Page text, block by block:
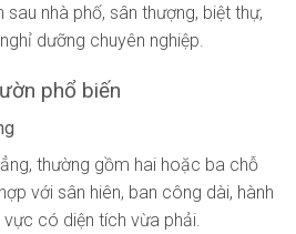
nhà phố, sân thượng, biệt thự,
dưỡng chuyên nghiệp.
phổ biến
thường gồm hai hoặc ba chỗ
với sân hiên, ban công dài, hành
có diện tích vừa phải.